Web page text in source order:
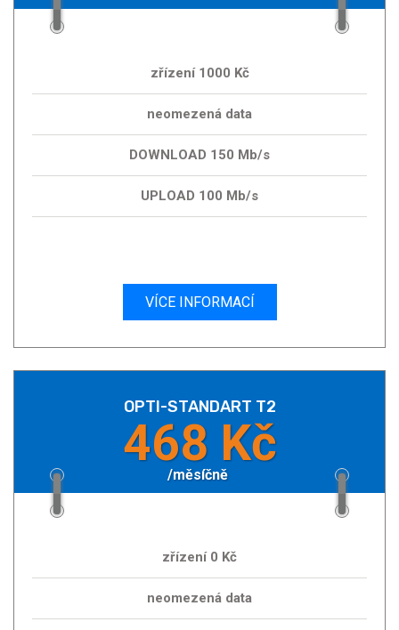
zřízení 1000 Kč
neomezená data
DOWNLOAD 150 Mb/s
UPLOAD 100 Mb/s
VÍCE INFORMACÍ
OPTI-STANDART T2
468 Kč
/měsíčně
zřízení 0 Kč
neomezená data